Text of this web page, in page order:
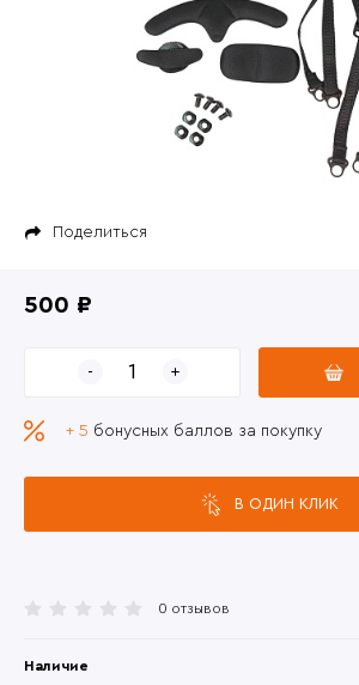
Поделиться
0 отзывов
Наличие
500 ₽
+ 5 бонусных баллов за покупку
В ОДИН КЛИК